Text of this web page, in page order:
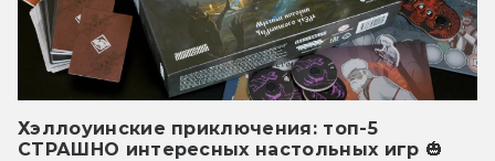
Хэллоуинские приключения: топ-5
СТРАШНО интересных настольных игр 🎃